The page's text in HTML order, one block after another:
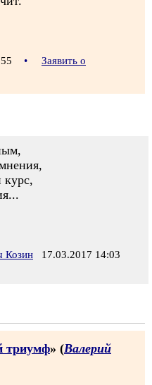
•
Заявить о
Козин 17.03.2017 14:03
триумф» (Валерий